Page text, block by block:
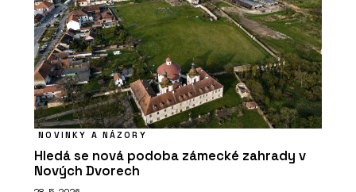
NOVINKY A NÁZORY
Hledá se nová podoba zámecké zahrady v
Nových Dvorech